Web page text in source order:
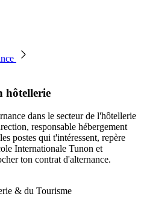
hôtellerie
dans le secteur de l'hôtellerie
responsable hébergement
postes qui t'intéressent, repère
Internationale Tunon et
ton contrat d'alternance.
& du Tourisme